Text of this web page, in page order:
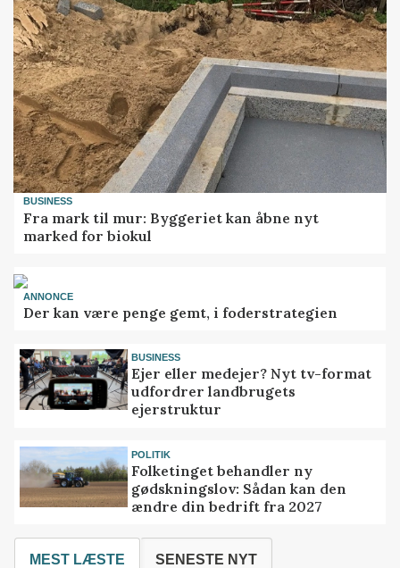
BUSINESS
Fra mark til mur: Byggeriet kan åbne nyt
marked for biokul
ANNONCE
Der kan være penge gemt, i foderstrategien
BUSINESS
Ejer eller medejer? Nyt tv-format
udfordrer landbrugets
ejerstruktur
POLITIK
Folketinget behandler ny
gødskningslov: Sådan kan den
ændre din bedrift fra 2027
MEST LÆSTE SENESTE NYT